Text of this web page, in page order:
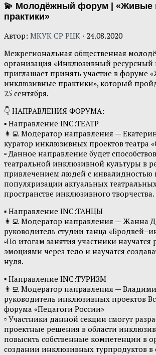
💫 Молодёжный форум | «Живые
практики»
Автор: МКУК СР РЦК · 24.08.2020
Межрегиональная общественная
организация «Инклюзивный ресурсный
приглашает принять участие в форуме
инклюзивные практики», который
25 сентября.
👇 НАПРАВЛЕНИЯ ФОРУМА:
▪ Направление INC:ТЕАТР
👩‍💻 Модератор направления —
куратор инклюзивных проектов театра
▫ Данное направление будет
театральной инклюзивной культуры в
привлечением людей с инвалидностью
популяризации актуальных
пространстве инклюзивного творчества.
▪ Направление INC:ТАНЦЫ
👩‍💻 Модератор направления — Жанна
руководитель студии танца
▫По итогам занятия участники научатся
эмоциями через тело и научатся
нуля.
▪ Направление INC:ТУРИЗМ
👨‍💻 Модератор направления —
руководитель инклюзивных проектов
форума «Педагоги России»
▫ Участники данной секции смогут
проектные решения в области
повысить собственные компетенции в
создании инклюзивных турпродуктов в